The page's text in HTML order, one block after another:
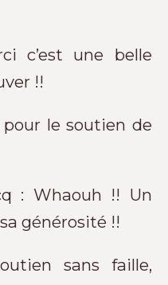
c’est une belle
!!
pour le soutien de
: Whaouh !! Un
générosité !!
sans faille,